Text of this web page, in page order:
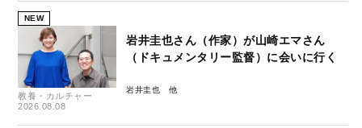
NEW
教養・カルチャー
2026.08.08
岩井圭也さん（作家）が山崎エマさん
（ドキュメンタリー監督）に会いに行く
岩井圭也